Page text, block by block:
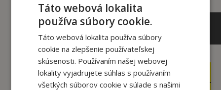
10,90€
Táto webová lokalita
používa súbory cookie.
Táto webová lokalita používa súbory
cookie na zlepšenie používateľskej
skúsenosti. Používaním našej webovej
lokality vyjadrujete súhlas s používaním
všetkých súborov cookie v súlade s našimi